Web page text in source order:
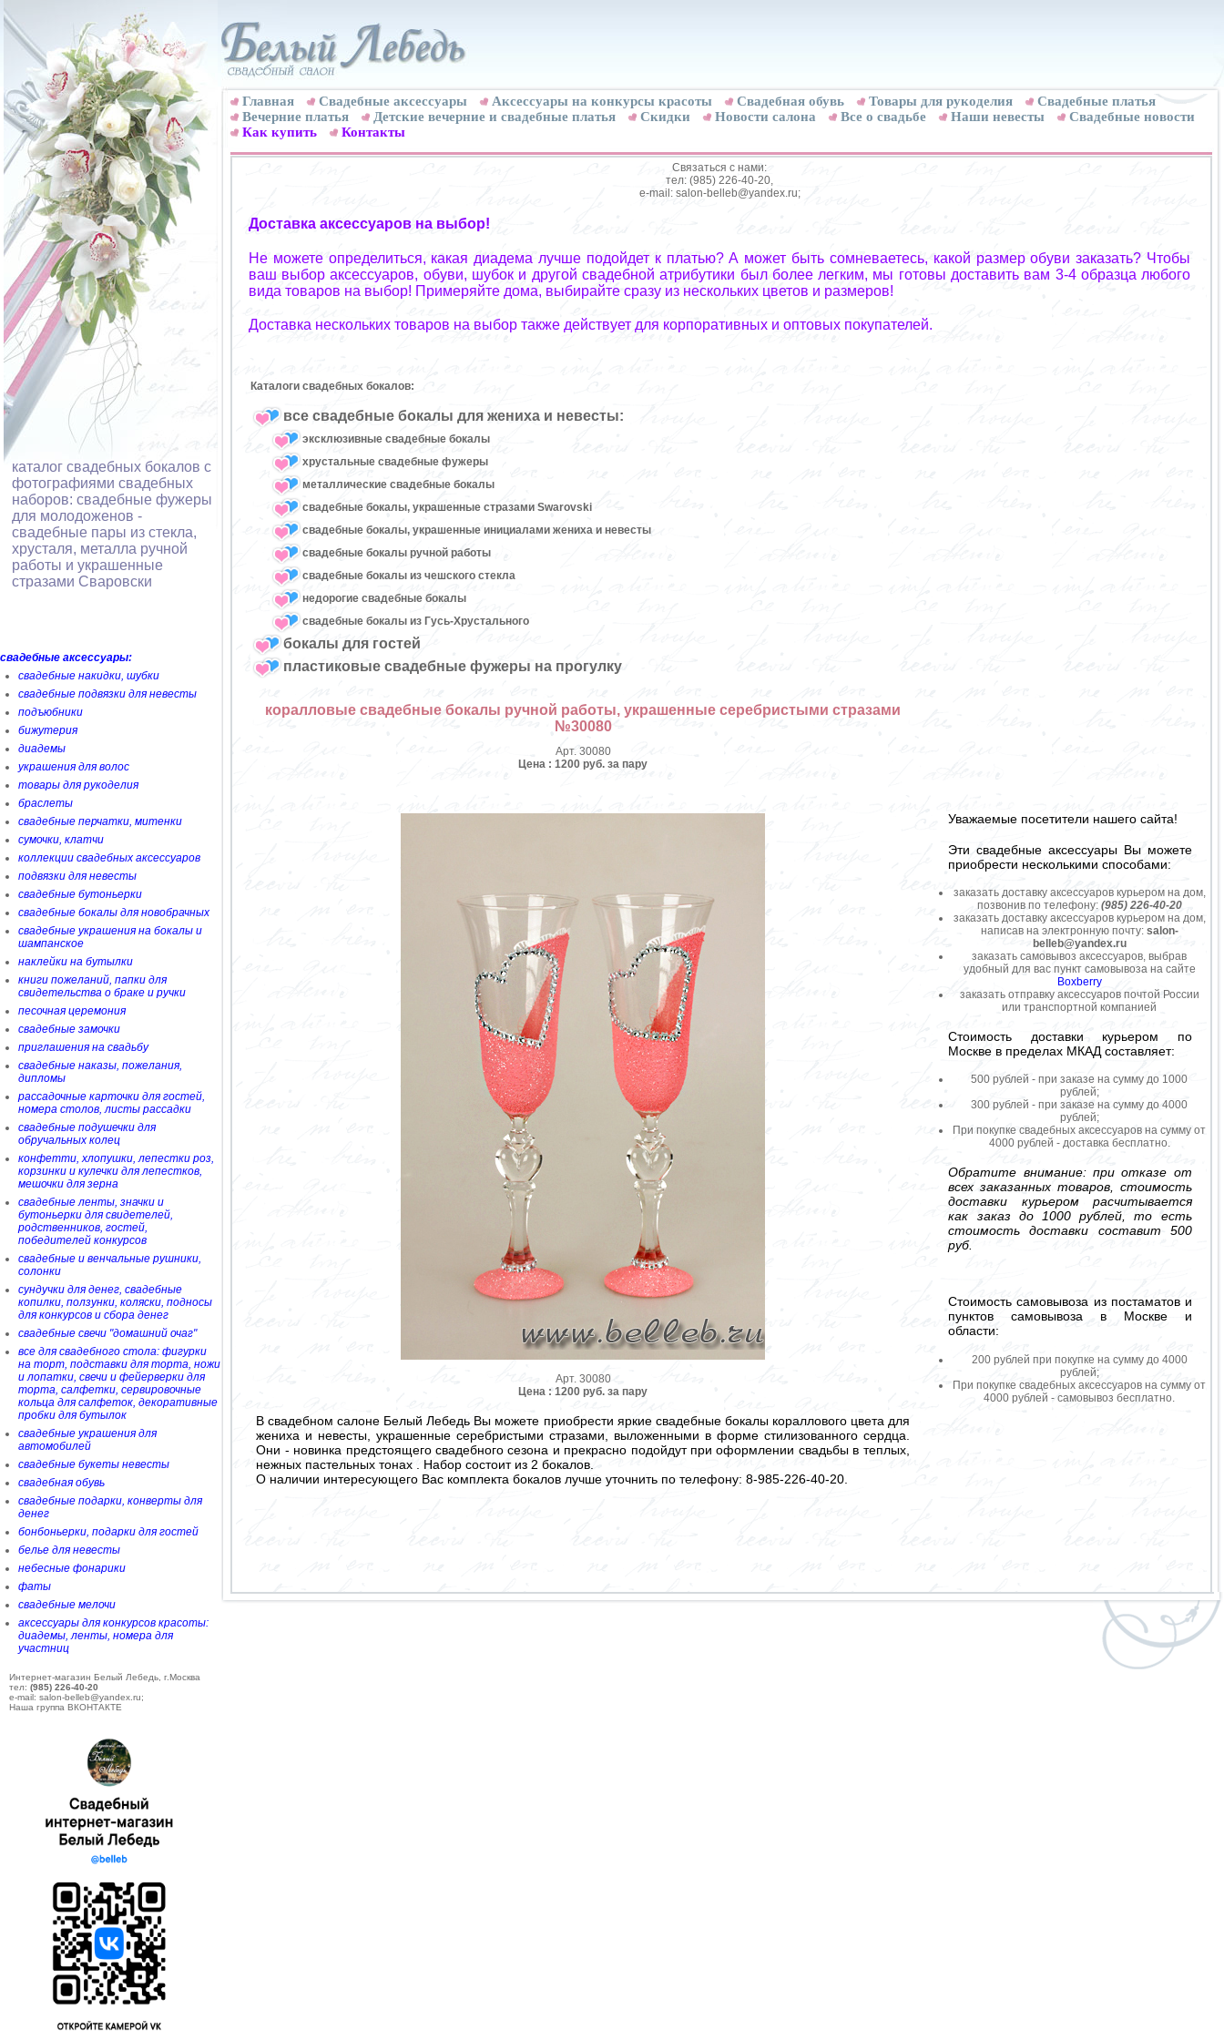
каталог свадебных бокалов с
фотографиями свадебных
наборов: свадебные фужеры
для молодоженов -
свадебные пары из стекла,
хрусталя, металла ручной
работы и украшенные
стразами Сваровски
свадебные аксессуары:
свадебные накидки, шубки
свадебные подвязки для невесты
подъюбники
бижутерия
диадемы
украшения для волос
товары для рукоделия
браслеты
свадебные перчатки, митенки
сумочки, клатчи
коллекции свадебных аксессуаров
подвязки для невесты
свадебные бутоньерки
свадебные бокалы для новобрачных
свадебные украшения на бокалы и
шампанское
наклейки на бутылки
книги пожеланий, папки для
свидетельства о браке и ручки
песочная церемония
свадебные замочки
приглашения на свадьбу
свадебные наказы, пожелания,
дипломы
рассадочные карточки для гостей,
номера столов, листы рассадки
свадебные подушечки для
обручальных колец
конфетти, хлопушки, лепестки роз,
корзинки и кулечки для лепестков,
мешочки для зерна
свадебные ленты, значки и
бутоньерки для свидетелей,
родственников, гостей,
победителей конкурсов
свадебные и венчальные рушники,
солонки
сундучки для денег, свадебные
копилки, ползунки, коляски, подносы
для конкурсов и сбора денег
свадебные свечи "домашний очаг"
все для свадебного стола: фигурки
на торт, подставки для торта, ножи
и лопатки, свечи и фейерверки для
торта, салфетки, сервировочные
кольца для салфеток, декоративные
пробки для бутылок
свадебные украшения для
автомобилей
свадебные букеты невесты
свадебная обувь
свадебные подарки, конверты для
денег
бонбоньерки, подарки для гостей
белье для невесты
небесные фонарики
фаты
свадебные мелочи
аксессуары для конкурсов красоты:
диадемы, ленты, номера для
участниц
Интернет-магазин Белый Лебедь, г.Москва
тел: (985) 226-40-20
e-mail: salon-belleb@yandex.ru;
Наша группа ВКОНТАКТЕ
Главная Свадебные аксессуары Аксессуары на конкурсы красоты Свадебная обувь Товары для рукоделия
Cвадебные платья
Вечерние платья
Детские вечерние и свадебные платья Скидки Новости салона Все о свадьбе Наши невесты
Свадебные новости
Как купить
Контакты
Связаться с нами:
тел: (985) 226-40-20,
e-mail: salon-belleb@yandex.ru;
Доставка аксессуаров на выбор!
Не можете определиться, какая диадема лучше подойдет к платью? А может быть сомневаетесь, какой размер обуви заказать? Чтобы
ваш выбор аксессуаров, обуви, шубок и другой свадебной атрибутики был более легким, мы готовы доставить вам 3-4 образца любого
вида товаров на выбор! Примеряйте дома, выбирайте сразу из нескольких цветов и размеров!
Доставка нескольких товаров на выбор также действует для корпоративных и оптовых покупателей.
Каталоги свадебных бокалов:
все свадебные бокалы для жениха и невесты:
эксклюзивные свадебные бокалы
хрустальные свадебные фужеры
металлические свадебные бокалы
свадебные бокалы, украшенные стразами Swarovski
свадебные бокалы, украшенные инициалами жениха и невесты
свадебные бокалы ручной работы
свадебные бокалы из чешского стекла
недорогие свадебные бокалы
свадебные бокалы из Гусь-Хрустального
бокалы для гостей
пластиковые свадебные фужеры на прогулку
Уважаемые посетители нашего сайта!
Эти свадебные аксессуары Вы можете
приобрести несколькими способами:
заказать доставку аксессуаров курьером на дом,
позвонив по телефону: (985) 226-40-20
заказать доставку аксессуаров курьером на дом,
написав на электронную почту: salon-
belleb@yandex.ru
заказать самовывоз аксессуаров, выбрав
удобный для вас пункт самовывоза на сайте
Boxberry
заказать отправку аксессуаров почтой России
или транспортной компанией
Стоимость доставки курьером по
Москве в пределах МКАД составляет:
500 рублей - при заказе на сумму до 1000
рублей;
300 рублей - при заказе на сумму до 4000
рублей;
При покупке свадебных аксессуаров на сумму от
4000 рублей - доставка бесплатно.
Обратите внимание: при отказе от
всех заказанных товаров, стоимость
доставки курьером расчитывается
как заказ до 1000 рублей, то есть
стоимость доставки составит 500
руб.
Стоимость самовывоза из постаматов и
пунктов самовывоза в Москве и
области:
200 рублей при покупке на сумму до 4000
рублей;
При покупке свадебных аксессуаров на сумму от
4000 рублей - самовывоз бесплатно.
коралловые свадебные бокалы ручной работы, украшенные серебристыми стразами
№30080
Арт. 30080
Цена : 1200 руб. за пару
Арт. 30080
Цена : 1200 руб. за пару
В свадебном салоне Белый Лебедь Вы можете приобрести яркие свадебные бокалы кораллового цвета для
жениха и невесты, украшенные серебристыми стразами, выложенными в форме стилизованного сердца.
Они - новинка предстоящего свадебного сезона и прекрасно подойдут при оформлении свадьбы в теплых,
нежных пастельных тонах . Набор состоит из 2 бокалов.
О наличии интересующего Вас комплекта бокалов лучше уточнить по телефону: 8-985-226-40-20.